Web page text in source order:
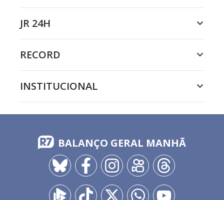
JR 24H
RECORD
INSTITUCIONAL
BALANÇO GERAL MANHÃ